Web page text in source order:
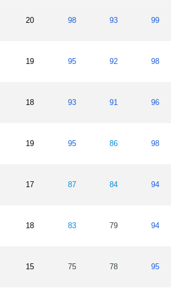
20 98 93 99
19 95 92 98
18 93 91 96
19 95 86 98
17 87 84 94
18 83 79 94
15 75 78 95